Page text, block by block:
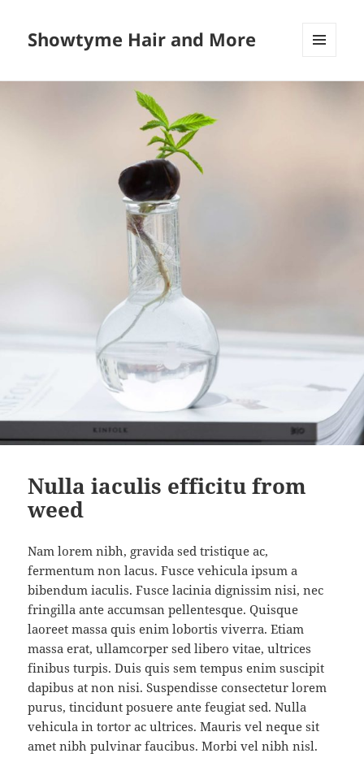
Showtyme Hair and More
Nulla iaculis efficitu from
weed
Nam lorem nibh, gravida sed tristique ac,
fermentum non lacus. Fusce vehicula ipsum a
bibendum iaculis. Fusce lacinia dignissim nisi, nec
fringilla ante accumsan pellentesque. Quisque
laoreet massa quis enim lobortis viverra. Etiam
massa erat, ullamcorper sed libero vitae, ultrices
finibus turpis. Duis quis sem tempus enim suscipit
dapibus at non nisi. Suspendisse consectetur lorem
purus, tincidunt posuere ante feugiat sed. Nulla
vehicula in tortor ac ultrices. Mauris vel neque sit
amet nibh pulvinar faucibus. Morbi vel nibh nisl.